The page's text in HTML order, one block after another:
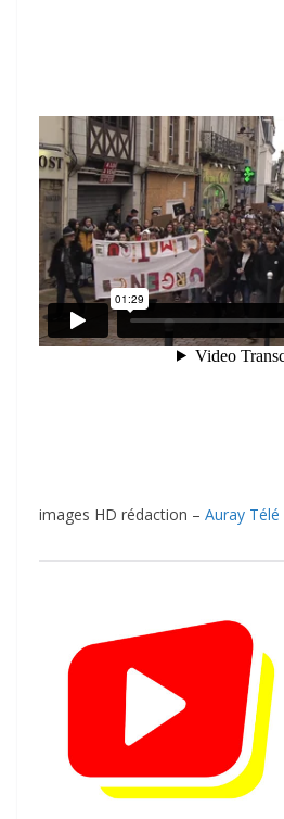
images HD rédaction – Auray Télé